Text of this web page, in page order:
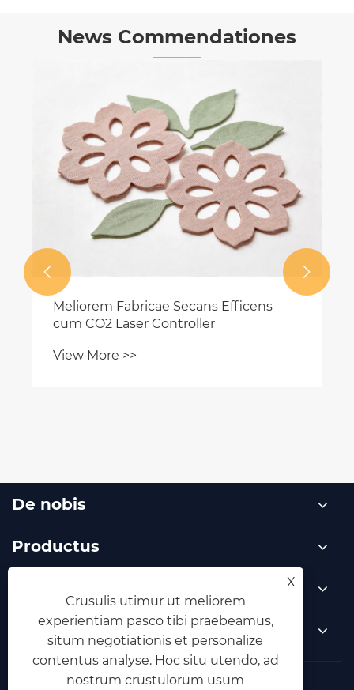
News Commendationes
Meliorem Fabricae Secans Efficens
cum CO2 Laser Controller
View More >>
 
De nobis
Productus
Nobis loquere
X
Crusulis utimur ut meliorem
experientiam pasco tibi praebeamus,
situm negotiationis et personalize
contentus analyse. Hoc situ utendo, ad
nostrum crustulorum usum